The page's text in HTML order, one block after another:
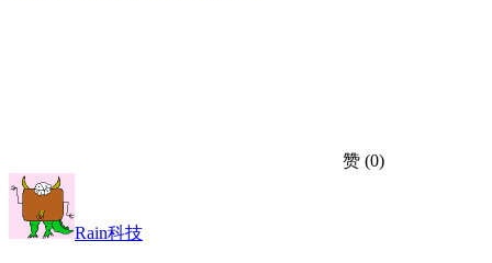
赞 (0)
Rain科技